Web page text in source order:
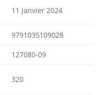
11 janvier 2024
9791035109028
127080-09
320